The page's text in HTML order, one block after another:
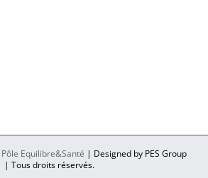
Pôle Equilibre&Santé | Designed by PES Group
| Tous droits réservés.